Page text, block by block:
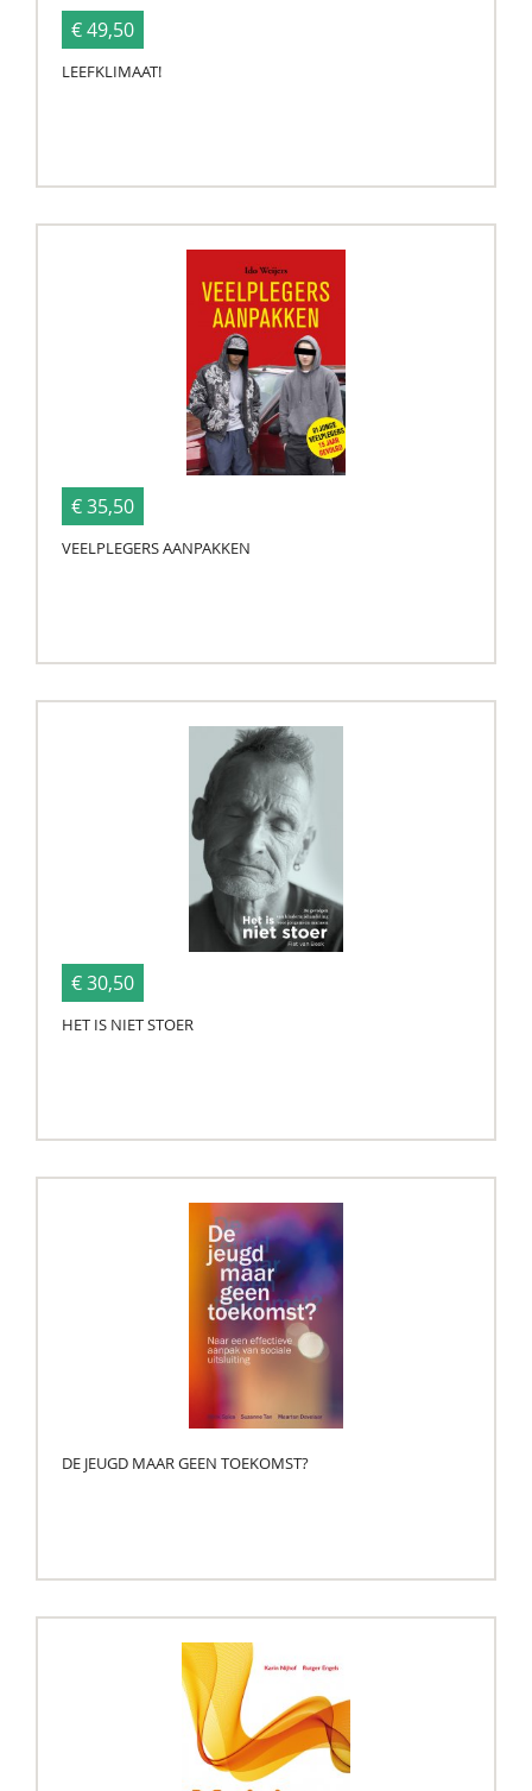
€ 49,50
LEEFKLIMAAT!
€ 35,50
VEELPLEGERS AANPAKKEN
€ 30,50
HET IS NIET STOER
DE JEUGD MAAR GEEN TOEKOMST?